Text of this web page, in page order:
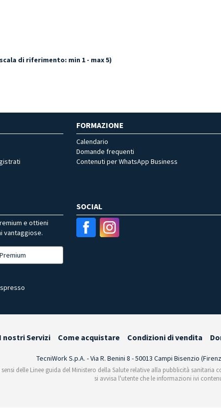
di riferimento: min 1 - max 5)
FORMAZIONE
Calendario
Domande frequenti
Contenuti per WhatsApp Business
e ottieni
vantaggiose.
SOCIAL
I nostri Servizi Come acquistare Condizioni di vendita
TecniWork S.p.A. - Via R. Benini 8 - 50013 Campi Bisenzio
sensi delle Linee guida del Ministero della Salute relative alla pubblicità
si avvisa l'utente che le informazioni ivi